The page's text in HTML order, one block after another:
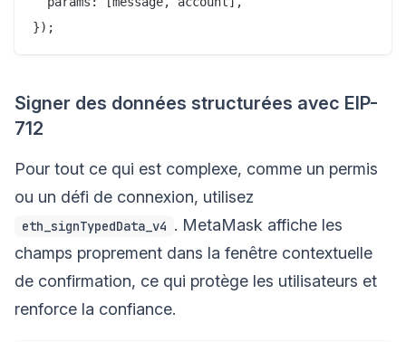
Signer des données structurées avec EIP-
712
Pour tout ce qui est complexe, comme un permis
ou un défi de connexion, utilisez
eth_signTypedData_v4 . MetaMask affiche les
champs proprement dans la fenêtre contextuelle
de confirmation, ce qui protège les utilisateurs et
renforce la confiance.